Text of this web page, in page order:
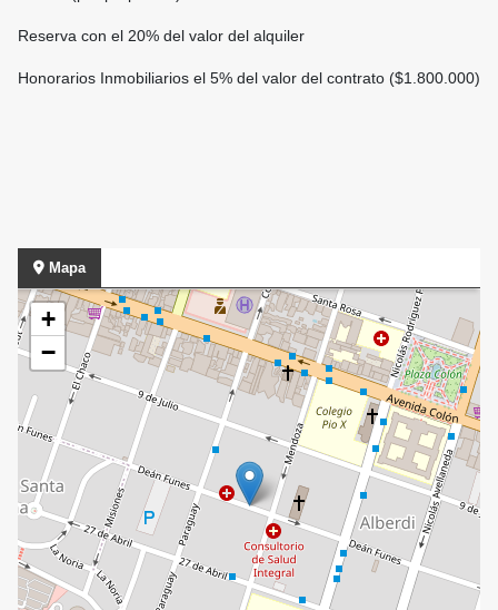
Reserva con el 20% del valor del alquiler
Honorarios Inmobiliarios el 5% del valor del contrato ($1.800.000)
Mapa
+
−